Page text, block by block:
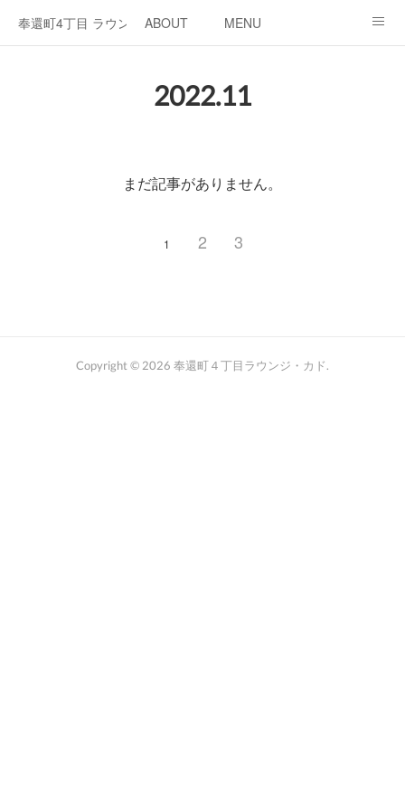
奉還町4丁目 ラウンジ・カド
ABOUT MENU
2022.11
まだ記事がありません。
1 2 3
Copyright © 2026 奉還町４丁目ラウンジ・カド.